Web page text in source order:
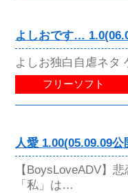
よしおです…
よしお独白自虐ネタ
フリーソフト
人愛 1.00(05.09.09公
【BoysLoveADV】
「私」は…